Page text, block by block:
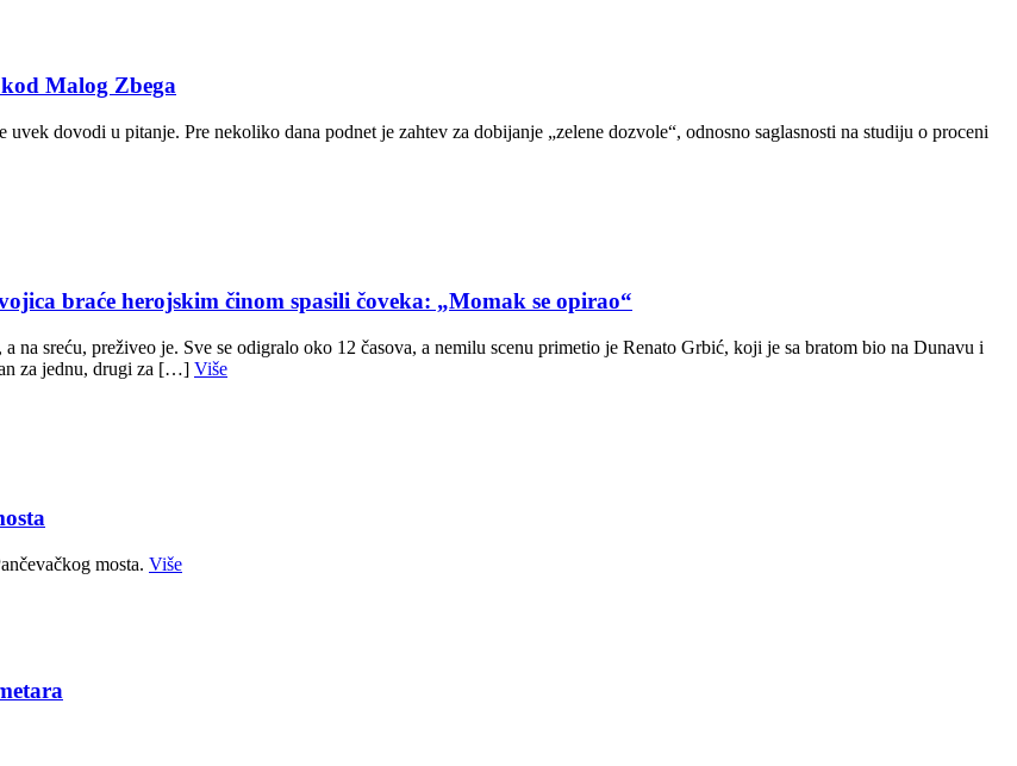
Malog Zbega
dovodi u pitanje. Pre nekoliko dana podnet je zahtev za dobijanje „zelene dozvole“, odnosno saglasnosti na studiju o proceni
braće herojskim činom spasili čoveka: „Momak se opirao“
na sreću, preživeo je. Sve se odigralo oko 12 časova, a nemilu scenu primetio je Renato Grbić, koji je sa bratom bio na Dunavu i
za jednu, drugi za […] Više
mosta. Više